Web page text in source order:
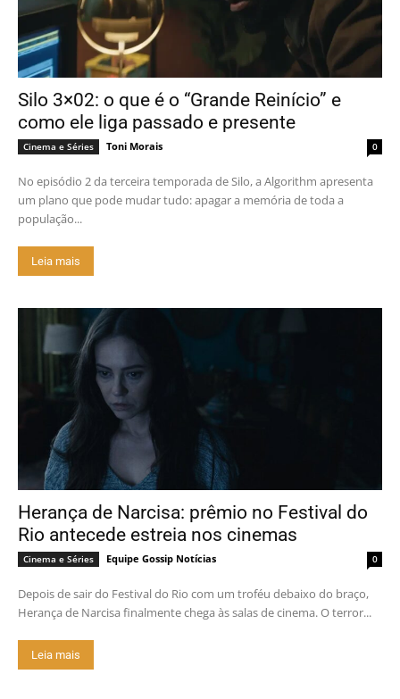
Silo 3×02: o que é o “Grande Reinício” e
como ele liga passado e presente
Cinema e Séries Toni Morais 0
No episódio 2 da terceira temporada de Silo, a Algorithm apresenta
um plano que pode mudar tudo: apagar a memória de toda a
população...
Leia mais
Herança de Narcisa: prêmio no Festival do
Rio antecede estreia nos cinemas
Cinema e Séries Equipe Gossip Notícias 0
Depois de sair do Festival do Rio com um troféu debaixo do braço,
Herança de Narcisa finalmente chega às salas de cinema. O terror...
Leia mais